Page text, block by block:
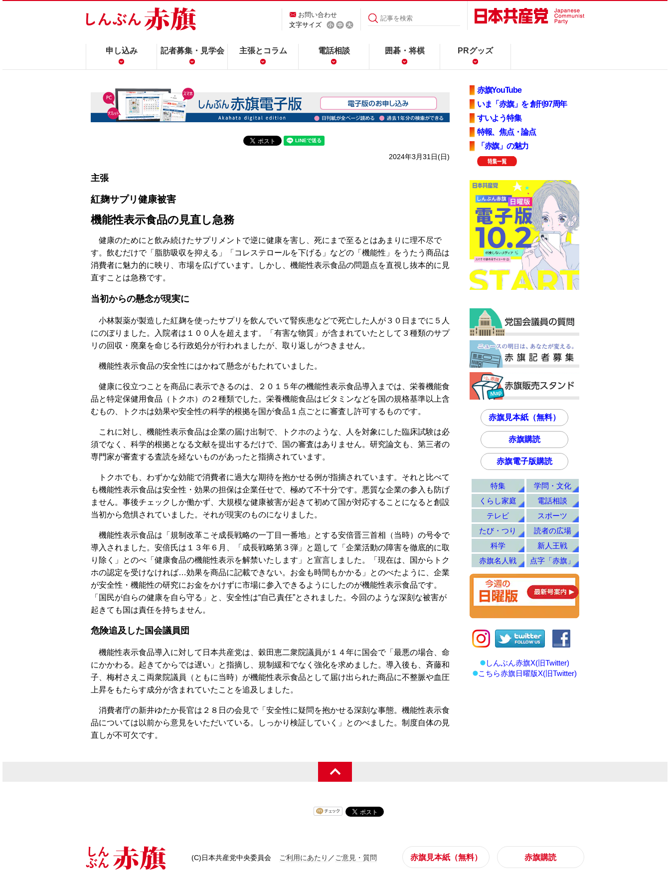
お問い合わせ
文字サイズ
申し込み 記者募集・見学会 主張とコラム 電話相談 囲碁・将棋 PRグッズ
2024年3月31日(日)
主張
紅麹サプリ健康被害
機能性表示食品の見直し急務
健康のためにと飲み続けたサプリメントで逆に健康を害し、死にまで至るとはあまりに理不尽で
す。飲むだけで「脂肪吸収を抑える」「コレステロールを下げる」などの「機能性」をうたう商品は
消費者に魅力的に映り、市場を広げています。しかし、機能性表示食品の問題点を直視し抜本的に見
直すことは急務です。
当初からの懸念が現実に
小林製薬が製造した紅麹を使ったサプリを飲んでいて腎疾患などで死亡した人が３０日までに５人
にのぼりました。入院者は１００人を超えます。「有害な物質」が含まれていたとして３種類のサプ
リの回収・廃棄を命じる行政処分が行われましたが、取り返しがつきません。
機能性表示食品の安全性にはかねて懸念がもたれていました。
健康に役立つことを商品に表示できるのは、２０１５年の機能性表示食品導入までは、栄養機能食
品と特定保健用食品（トクホ）の２種類でした。栄養機能食品はビタミンなどを国の規格基準以上含
むもの、トクホは効果や安全性の科学的根拠を国が食品１点ごとに審査し許可するものです。
これに対し、機能性表示食品は企業の届け出制で、トクホのような、人を対象にした臨床試験は必
須でなく、科学的根拠となる文献を提出するだけで、国の審査はありません。研究論文も、第三者の
専門家が審査する査読を経ないものがあったと指摘されています。
トクホでも、わずかな効能で消費者に過大な期待を抱かせる例が指摘されています。それと比べて
も機能性表示食品は安全性・効果の担保は企業任せで、極めて不十分です。悪質な企業の参入も防げ
ません。事後チェックしか働かず、大規模な健康被害が起きて初めて国が対応することになると創設
当初から危惧されていました。それが現実のものになりました。
機能性表示食品は「規制改革こそ成長戦略の一丁目一番地」とする安倍晋三首相（当時）の号令で
導入されました。安倍氏は１３年６月、「成長戦略第３弾」と題して「企業活動の障害を徹底的に取
り除く」とのべ「健康食品の機能性表示を解禁いたします」と宣言しました。「現在は、国からトク
ホの認定を受けなければ…効果を商品に記載できない。お金も時間もかかる」とのべたように、企業
が安全性・機能性の研究にお金をかけずに市場に参入できるようにしたのが機能性表示食品です。
「国民が自らの健康を自ら守る」と、安全性は“自己責任”とされました。今回のような深刻な被害が
起きても国は責任を持ちません。
危険追及した国会議員団
機能性表示食品導入に対して日本共産党は、穀田恵二衆院議員が１４年に国会で「最悪の場合、命
にかかわる。起きてからでは遅い」と指摘し、規制緩和でなく強化を求めました。導入後も、斉藤和
子、梅村さえこ両衆院議員（ともに当時）が機能性表示食品として届け出られた商品に不整脈や血圧
上昇をもたらす成分が含まれていたことを追及しました。
消費者庁の新井ゆたか長官は２８日の会見で「安全性に疑問を抱かせる深刻な事態。機能性表示食
品については以前から意見をいただいている。しっかり検証していく」とのべました。制度自体の見
直しが不可欠です。
赤旗YouTube
いま「赤旗」を 創刊97周年
すいよう特集
特報、焦点・論点
「赤旗」の魅力
赤旗見本紙（無料）
赤旗購読
赤旗電子版購読
特集
学問・文化
くらし家庭
電話相談
テレビ
スポーツ
たび・つり
読者の広場
科学
新人王戦
赤旗名人戦
点字「赤旗」
しんぶん赤旗X(旧Twitter)
こちら赤旗日曜版X(旧Twitter)
(C)日本共産党中央委員会 ご利用にあたり ／ご意見・質問 赤旗見本紙（無料） 赤旗購読